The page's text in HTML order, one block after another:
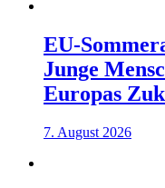
EU-
Junge
Europas
7. August 2026